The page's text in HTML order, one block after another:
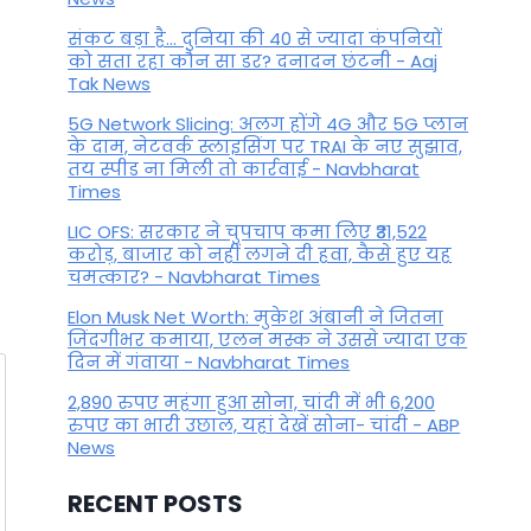
संकट बड़ा है... दुनिया की 40 से ज्यादा कंपनियों
को सता रहा कौन सा डर? दनादन छंटनी - Aaj
Tak News
5G Network Slicing: अलग होंगे 4G और 5G प्लान
के दाम, नेटवर्क स्लाइसिंग पर TRAI के नए सुझाव,
तय स्पीड ना मिली तो कार्रवाई - Navbharat
Times
LIC OFS: सरकार ने चुपचाप कमा लिए ₹31,522
करोड़, बाजार को नहीं लगने दी हवा, कैसे हुए यह
चमत्कार? - Navbharat Times
Elon Musk Net Worth: मुकेश अंबानी ने जितना
जिंदगीभर कमाया, एलन मस्क ने उससे ज्यादा एक
दिन में गंवाया - Navbharat Times
2,890 रुपए महंगा हुआ सोना, चांदी में भी 6,200
रुपए का भारी उछाल, यहां देखें सोना- चांदी - ABP
News
RECENT POSTS